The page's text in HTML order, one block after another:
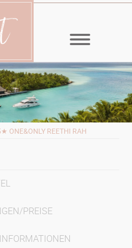
MENÜ
ONE&ONLY REETHI RAH
PREISE